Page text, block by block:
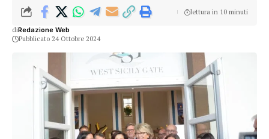
diRedazione Web
Pubblicato 24 Ottobre 2024
lettura in 10 minuti